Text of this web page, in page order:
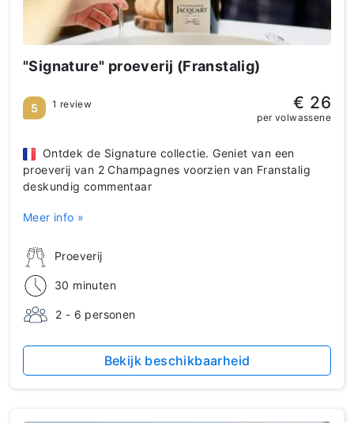
"Signature" proeverij (Franstalig)
Proeverij
30 minuten
2 - 6 personen
Ontdek de Signature collectie. Geniet van een
proeverij van 2 Champagnes voorzien van Franstalig
deskundig commentaar
Meer info »
5 1 review € 26
per volwassene
Bekijk beschikbaarheid